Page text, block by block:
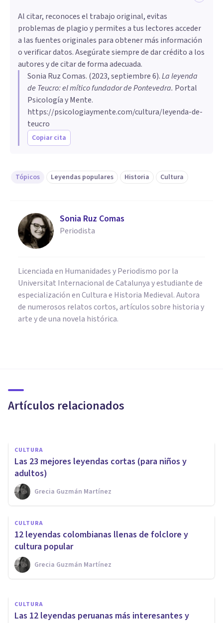
Al citar, reconoces el trabajo original, evitas
problemas de plagio y permites a tus lectores acceder
a las fuentes originales para obtener más información
o verificar datos. Asegúrate siempre de dar crédito a los
autores y de citar de forma adecuada.
Sonia Ruz Comas. (2023, septiembre 6).La leyenda
de Teucro: el mítico fundador de Pontevedra. Portal
Psicología y Mente.
https://psicologiaymente.com/cultura/leyenda-de-
teucro
Copiar cita
Tópicos Leyendas populares Historia Cultura
Sonia Ruz Comas
Periodista
Licenciada en Humanidades y Periodismo por la
Universitat Internacional de Catalunya y estudiante de
especialización en Cultura e Historia Medieval. Autora
de numerosos relatos cortos, artículos sobre historia y
arte y de una novela histórica.
Artículos relacionados
culturas
CULTURA
Las 23 mejores leyendas cortas (para niños y
adultos)
Grecia Guzmán Martínez
CULTURA
12 leyendas colombianas llenas de folclore y
cultura popular
Grecia Guzmán Martínez
Las 10 leyendas romanas más
importantes
Grecia Guzmán Martínez
CULTURA
Las 12 leyendas peruanas más interesantes y